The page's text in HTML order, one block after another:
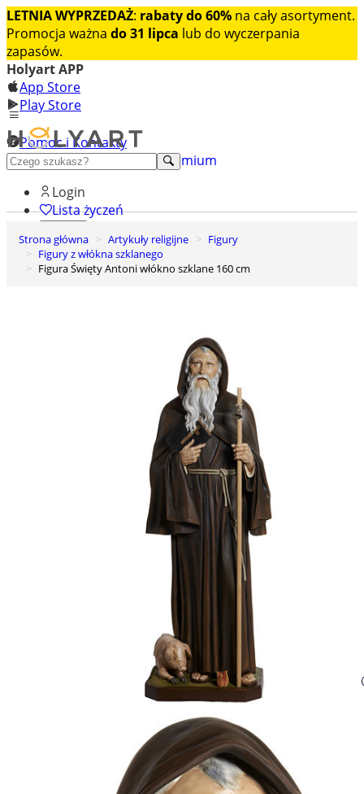
LETNIA WYPRZEDAŻ: rabaty do 60% na cały asortyment.
Promocja ważna do 31 lipca lub do wyczerpania
zapasów.
Holyart APP
App Store
Play Store
Pomoc i Kontakty
+48 222 922 860
Odkryj premium
Login
Lista życzeń
0
Koszyk
Strona główna Artykuły religijne
Figury
Figury z włókna szklanego
Figura Święty Antoni włókno szklane 160 cm